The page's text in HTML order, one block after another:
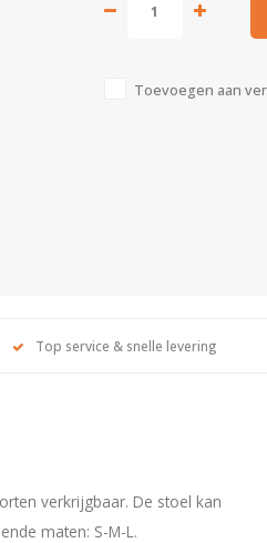
Toevoegen aan
Top service & snelle levering
verkrijgbaar. De stoel kan
maten: S-M-L.